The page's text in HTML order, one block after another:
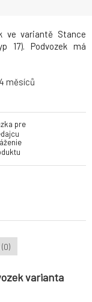
ve variantě Stance
17). Podvozek má
pre
varianta